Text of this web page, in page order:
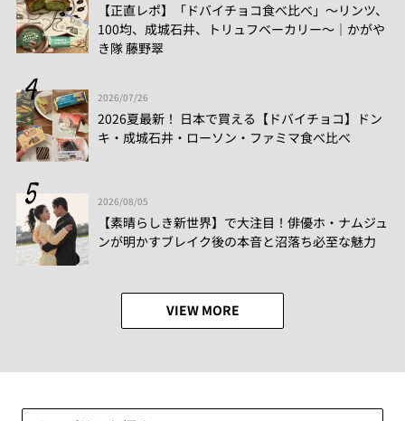
【正直レポ】「ドバイチョコ食べ比べ」～リンツ、
100均、成城石井、トリュフベーカリー～｜かがや
き隊 藤野翠
2026/07/26
2026夏最新！ 日本で買える【ドバイチョコ】ドン
キ・成城石井・ローソン・ファミマ食べ比べ
2026/08/05
【素晴らしき新世界】で大注目！俳優ホ・ナムジュ
ンが明かすブレイク後の本音と沼落ち必至な魅力
VIEW MORE